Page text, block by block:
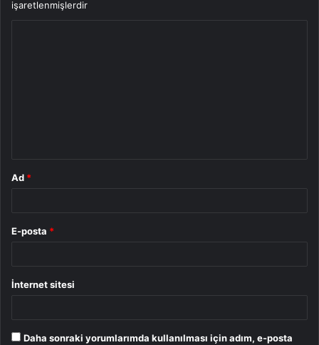
işaretlenmişlerdir
Ad *
E-posta *
İnternet sitesi
Daha sonraki yorumlarımda kullanılması için adım, e-posta